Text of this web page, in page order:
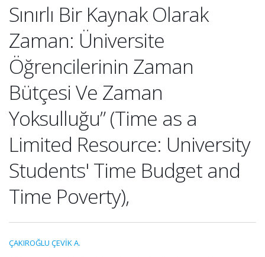
Sınırlı Bir Kaynak Olarak
Zaman: Üniversite
Öğrencilerinin Zaman
Bütçesi Ve Zaman
Yoksulluğu” (Time as a
Limited Resource: University
Students' Time Budget and
Time Poverty),
ÇAKIROĞLU ÇEVİK A.